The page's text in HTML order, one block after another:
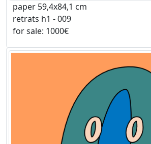
paper 59,4x84,1 cm
retrats h1 - 009
for sale: 1000€